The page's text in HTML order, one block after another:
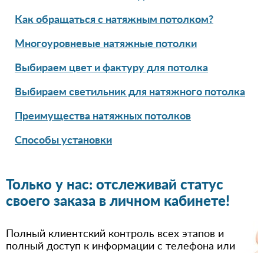
Как обращаться с натяжным потолком?
Многоуровневые натяжные потолки
Выбираем цвет и фактуру для потолка
Выбираем светильник для натяжного потолка
Преимущества натяжных потолков
Способы установки
Только у нас: отслеживай статус
своего заказа в личном кабинете!
Полный клиентский контроль всех этапов и
полный доступ к информации с телефона или